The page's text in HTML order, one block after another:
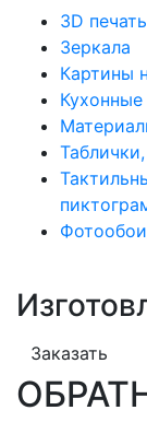
3D печать
Зеркала
Картины
Кухонные
Заказать